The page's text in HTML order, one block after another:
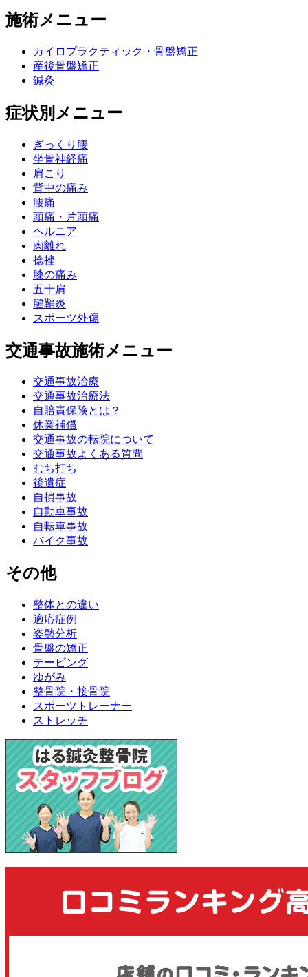
施術メニュー
カイロプラクティック・骨盤矯正
産後骨盤矯正
鍼灸
症状別メニュー
ぎっくり腰
坐骨神経痛
肩こり
背中の痛み
腰痛
頭痛・片頭痛
ヘルニア
肉離れ
捻挫
膝の痛み
五十肩
腱鞘炎
スポーツ外傷
交通事故施術メニュー
交通事故治療
交通事故治療法
自賠責保険とは？
休業補償
交通事故の転院について
交通事故よくある質問
むち打ち
後遺症
自損事故
自動車事故
自転車事故
バイク事故
その他
整体との違い
適応症例
姿勢分析
骨盤の矯正
テーピング
ゆがみ
整骨院・接骨院
スポーツトレーナー
ストレッチ